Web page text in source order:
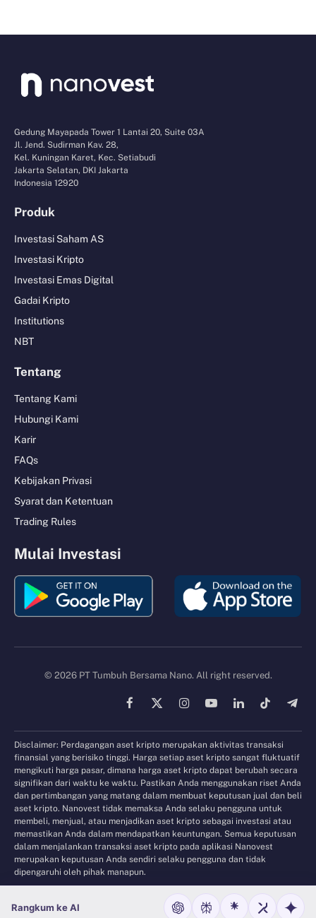
Gedung Mayapada Tower 1 Lantai 20, Suite 03A
Jl. Jend. Sudirman Kav. 28,
Kel. Kuningan Karet, Kec. Setiabudi
Jakarta Selatan, DKI Jakarta
Indonesia 12920
Produk
Investasi Saham AS
Investasi Kripto
Investasi Emas Digital
Gadai Kripto
Institutions
NBT
Tentang
Tentang Kami
Hubungi Kami
Karir
FAQs
Kebijakan Privasi
Syarat dan Ketentuan
Trading Rules
Mulai Investasi
© 2026 PT Tumbuh Bersama Nano. All right reserved.
Facebook
X
InstagramYouTubeLinkedInTikTok
Disclaimer: Perdagangan aset kripto merupakan aktivitas transaksi
finansial yang berisiko tinggi. Harga setiap aset kripto sangat fluktuatif
mengikuti harga pasar, dimana harga aset kripto dapat berubah secara
signifikan dari waktu ke waktu. Pastikan Anda menggunakan riset Anda
dan pertimbangan yang matang dalam membuat keputusan jual dan beli
aset kripto. Nanovest tidak memaksa Anda selaku pengguna untuk
membeli, menjual, atau menjadikan aset kripto sebagai investasi atau
memastikan Anda dalam mendapatkan keuntungan. Semua keputusan
dalam menjalankan transaksi aset kripto pada aplikasi Nanovest
merupakan keputusan Anda sendiri selaku pengguna dan tidak
dipengaruhi oleh pihak manapun.
Rangkum ke AI